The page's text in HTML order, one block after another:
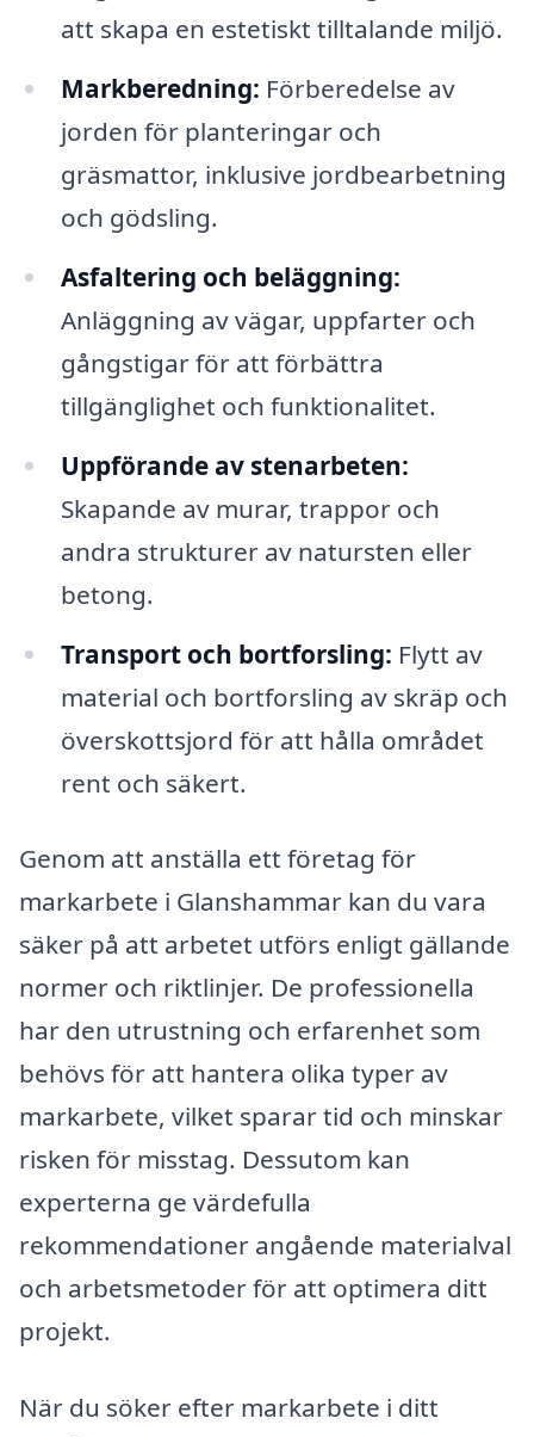
att skapa en estetiskt tilltalande miljö.
Markberedning: Förberedelse av
jorden för planteringar och
gräsmattor, inklusive jordbearbetning
och gödsling.
Asfaltering och beläggning:
Anläggning av vägar, uppfarter och
gångstigar för att förbättra
tillgänglighet och funktionalitet.
Uppförande av stenarbeten:
Skapande av murar, trappor och
andra strukturer av natursten eller
betong.
Transport och bortforsling: Flytt av
material och bortforsling av skräp och
överskottsjord för att hålla området
rent och säkert.
Genom att anställa ett företag för
markarbete i Glanshammar kan du vara
säker på att arbetet utförs enligt gällande
normer och riktlinjer. De professionella
har den utrustning och erfarenhet som
behövs för att hantera olika typer av
markarbete, vilket sparar tid och minskar
risken för misstag. Dessutom kan
experterna ge värdefulla
rekommendationer angående materialval
och arbetsmetoder för att optimera ditt
projekt.
När du söker efter markarbete i ditt